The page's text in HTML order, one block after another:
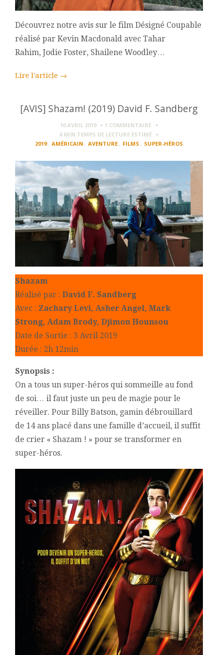
Découvrez notre avis sur le film Désigné Coupable
réalisé par Kevin Macdonald avec Tahar
Rahim, Jodie Foster, Shailene Woodley…
Lire l'article →
[AVIS] Shazam! (2019) David F. Sandberg
10 AVRIL 2019
1 COMMENTAIRE
6 MIN TEMPS DE LECTURE ESTIMÉ
2019 , AMÉRICAIN , AVENTURE , FILMS , SUPER-HÉROS
Shazam
Réalisé par :David F. Sandberg
Avec : Zachary Levi, Asher Angel, Mark
Strong, Adam Brody, Djimon Hounsou
Date de Sortie : 3 Avril 2019
Durée : 2h 12min
Synopsis :
On a tous un super-héros qui sommeille au fond
de soi… il faut juste un peu de magie pour le
réveiller. Pour Billy Batson, gamin débrouillard
de 14 ans placé dans une famille d’accueil, il suffit
de crier « Shazam ! » pour se transformer en
super-héros.